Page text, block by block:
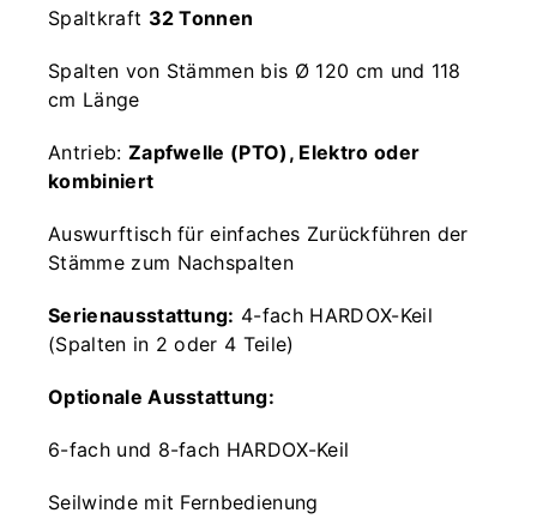
Spaltkraft 32 Tonnen
Spalten von Stämmen bis Ø 120 cm und 118
cm Länge
Antrieb: Zapfwelle (PTO), Elektro oder
kombiniert
Auswurftisch für einfaches Zurückführen der
Stämme zum Nachspalten
Serienausstattung: 4-fach HARDOX-Keil
(Spalten in 2 oder 4 Teile)
Optionale Ausstattung:
6-fach und 8-fach HARDOX-Keil
Seilwinde mit Fernbedienung